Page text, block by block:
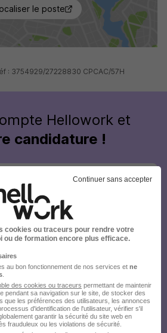
le poste
: 3754929/27228830 CPCAC/57H
Hellowork et
candidature !
Continuer sans accepter
cookies ou traceurs pour rendre votre
ou de formation encore plus efficace.
au bon fonctionnement de nos services et ne
des cookies ou traceurs permettant de maintenir
pendant sa navigation sur le site, de stocker des
que les préférences des utilisateurs, les annonces
d'identification de l'utilisateur, vérifier s'il
garantir la sécurité du site web en
frauduleux ou les violations de sécurité.